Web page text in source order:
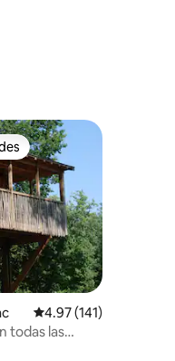
entre huéspedes
Calificación promedio:
4.97 (141)
todas las